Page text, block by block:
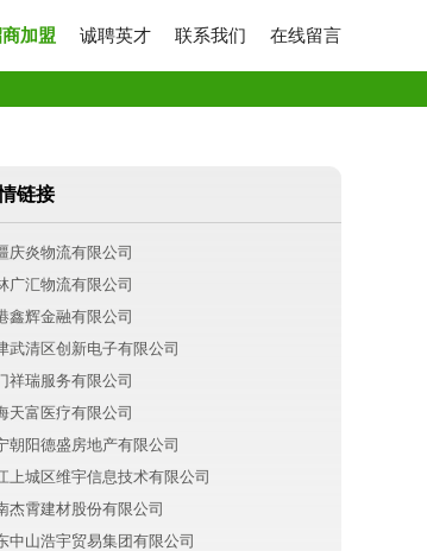
加盟 诚聘英才 联系我们 在线留言
链接
庆炎物流有限公司
广汇物流有限公司
鑫辉金融有限公司
武清区创新电子有限公司
祥瑞服务有限公司
天富医疗有限公司
朝阳德盛房地产有限公司
上城区维宇信息技术有限公司
杰霄建材股份有限公司
中山浩宇贸易集团有限公司